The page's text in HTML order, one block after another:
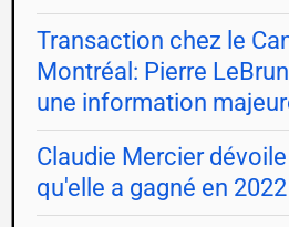
Transaction chez le
Montréal: Pierre
une information
Claudie Mercier
qu'elle a gagné en 2022